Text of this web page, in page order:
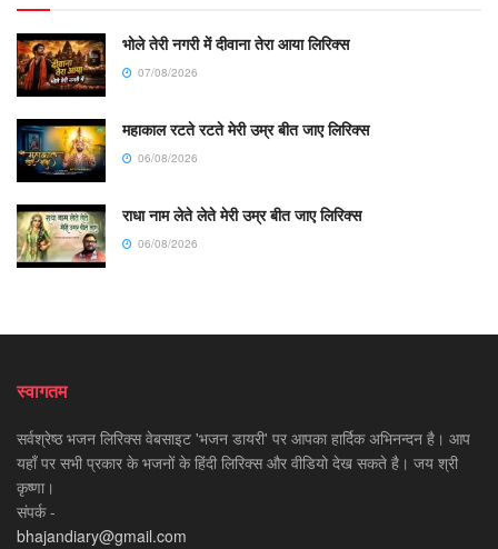
भोले तेरी नगरी में दीवाना तेरा आया लिरिक्स
07/08/2026
महाकाल रटते रटते मेरी उम्र बीत जाए लिरिक्स
06/08/2026
राधा नाम लेते लेते मेरी उम्र बीत जाए लिरिक्स
06/08/2026
स्वागतम
सर्वश्रेष्ठ भजन लिरिक्स वेबसाइट 'भजन डायरी' पर आपका हार्दिक अभिनन्दन है। आप
यहाँ पर सभी प्रकार के भजनों के हिंदी लिरिक्स और वीडियो देख सकते है। जय श्री
कृष्णा।
संपर्क -
bhajandiary@gmail.com